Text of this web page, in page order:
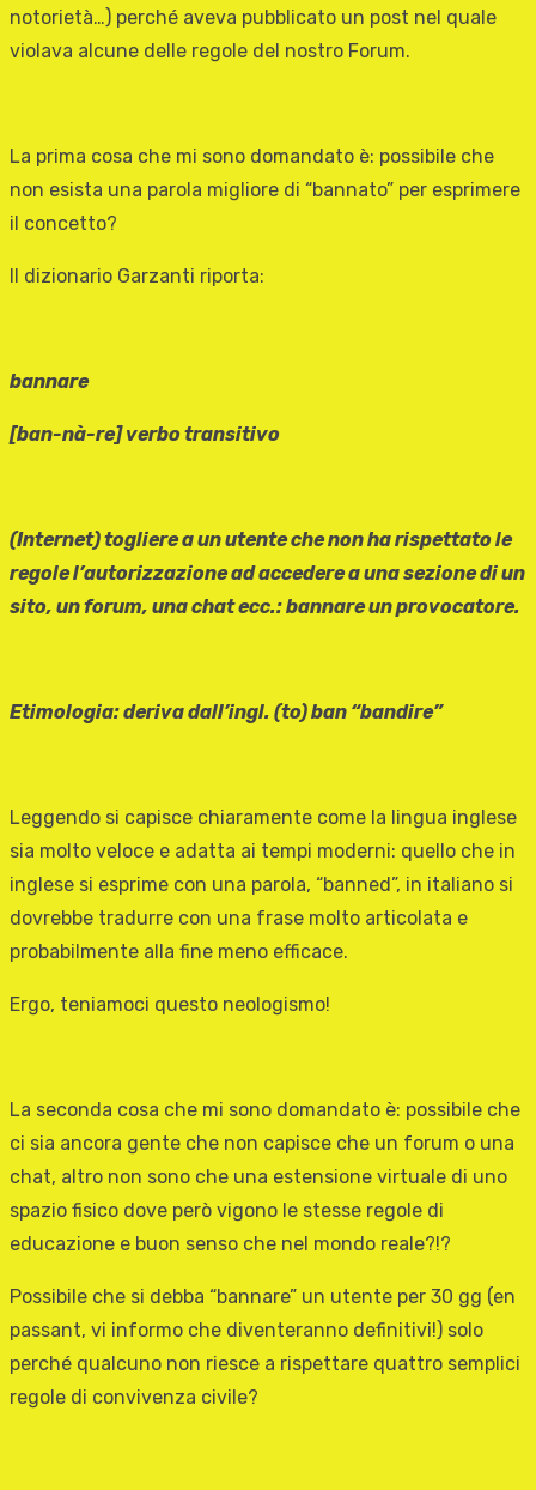
notorietà…) perché aveva pubblicato un post nel quale
violava alcune delle regole del nostro Forum.
La prima cosa che mi sono domandato è: possibile che
non esista una parola migliore di “bannato” per esprimere
il concetto?
Il dizionario Garzanti riporta:
bannare
[ban-nà-re] verbo transitivo
(Internet) togliere a un utente che non ha rispettato le
regole l’autorizzazione ad accedere a una sezione di un
sito, un forum, una chat ecc.: bannare un provocatore.
Etimologia: deriva dall’ingl. (to) ban “bandire”
Leggendo si capisce chiaramente come la lingua inglese
sia molto veloce e adatta ai tempi moderni: quello che in
inglese si esprime con una parola, “banned”, in italiano si
dovrebbe tradurre con una frase molto articolata e
probabilmente alla fine meno efficace.
Ergo, teniamoci questo neologismo!
La seconda cosa che mi sono domandato è: possibile che
ci sia ancora gente che non capisce che un forum o una
chat, altro non sono che una estensione virtuale di uno
spazio fisico dove però vigono le stesse regole di
educazione e buon senso che nel mondo reale?!?
Possibile che si debba “bannare” un utente per 30 gg (en
passant, vi informo che diventeranno definitivi!) solo
perché qualcuno non riesce a rispettare quattro semplici
regole di convivenza civile?